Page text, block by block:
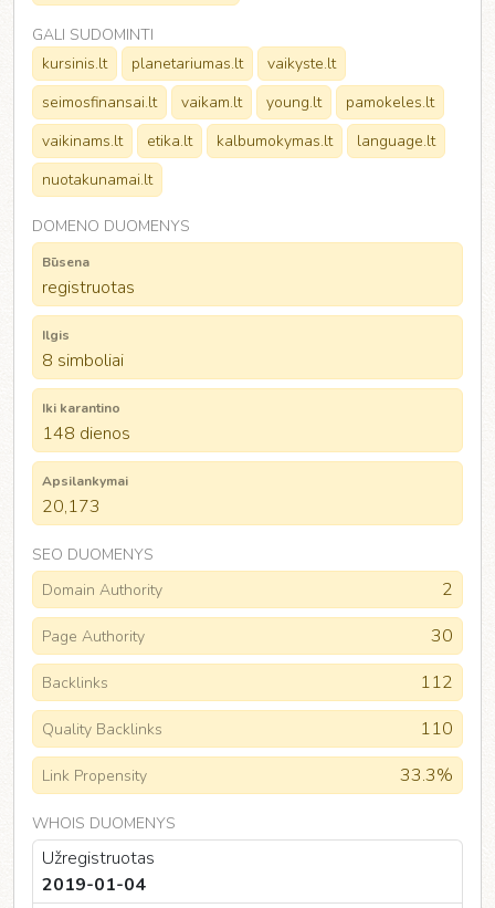
GALI SUDOMINTI
kursinis.lt
planetariumas.lt
vaikyste.lt
seimosfinansai.lt
vaikam.lt young.lt
pamokeles.lt
vaikinams.lt
etika.lt kalbumokymas.lt
language.lt
nuotakunamai.lt
DOMENO DUOMENYS
Būsena
registruotas
Ilgis
8 simboliai
Iki karantino
148 dienos
Apsilankymai
20,173
SEO DUOMENYS
Domain Authority
2
Page Authority 30
Backlinks 112
Quality Backlinks 110
Link Propensity 33.3%
WHOIS DUOMENYS
Užregistruotas
2019-01-04